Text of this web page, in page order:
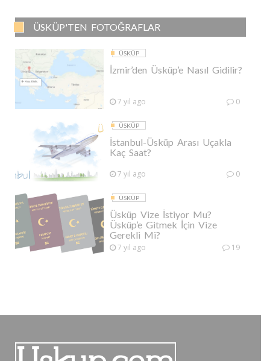
ÜSKÜP'TEN FOTOĞRAFLAR
ÜSKÜP
İzmir’den Üsküp’e Nasıl Gidilir?
7 yıl ago 0
ÜSKÜP
İstanbul-Üsküp Arası Uçakla
Kaç Saat?
7 yıl ago 0
ÜSKÜP
Üsküp Vize İstiyor Mu?
Üsküp’e Gitmek İçin Vize
Gerekli Mi?
7 yıl ago 19